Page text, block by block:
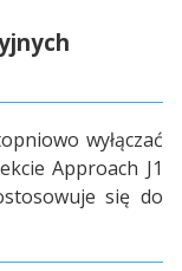
wyłączać
Approach J1
się do